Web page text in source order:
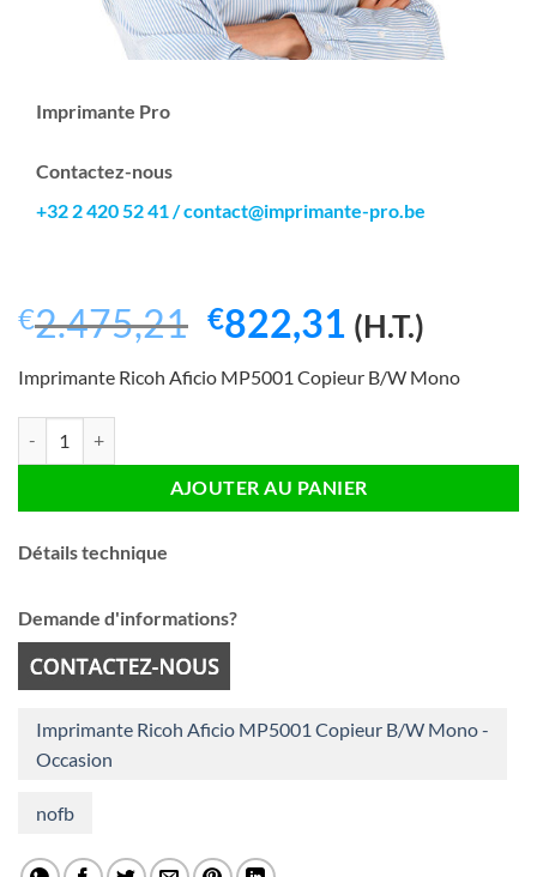
Imprimante Pro
Contactez-nous
+32 2 420 52 41/contact@imprimante-pro.be
€2.475,21 Le
prix
initial
€2.475,21.
€822,31Le
prix
actuel
€822,31.
(H.T.)
Imprimante Ricoh Aficio MP5001 Copieur B/W Mono
AJOUTER AU PANIER
Détails technique
Demande d'informations?
Imprimante Ricoh Aficio MP5001 Copieur B/W Mono -
Occasion
nofb